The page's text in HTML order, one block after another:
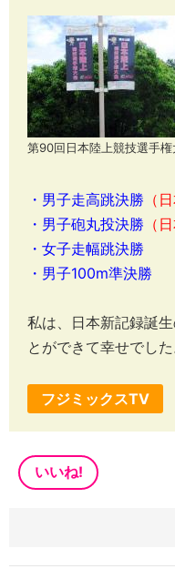
第90回日本陸上競技選手権
・男子走高跳決勝 （
・男子砲丸投決勝 （
・女子走幅跳決勝
・男子100m準決勝
私は、日本新記録誕
とができて幸せでした
フジミックスTV
いいね!